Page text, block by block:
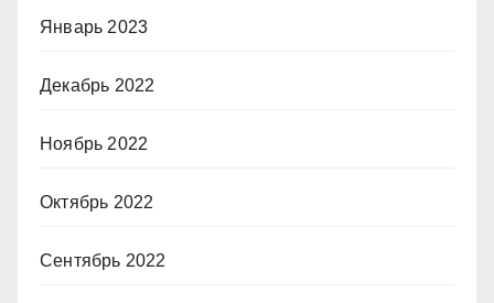
Январь 2023
Декабрь 2022
Ноябрь 2022
Октябрь 2022
Сентябрь 2022